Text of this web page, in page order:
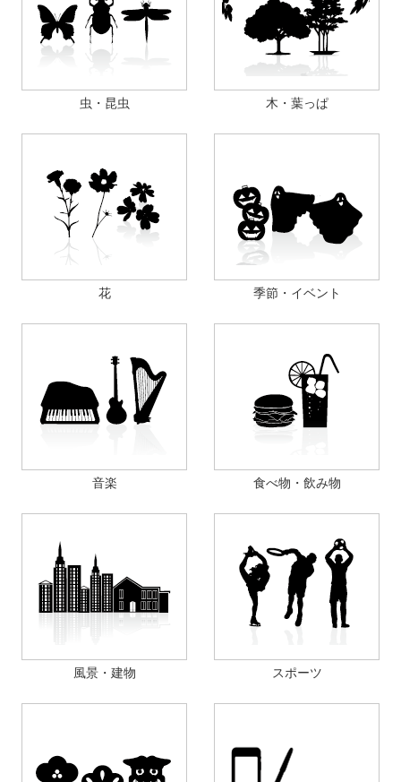
虫・昆虫 木・葉っぱ
花 季節・イベント
音楽 食べ物・飲み物
風景・建物 スポーツ